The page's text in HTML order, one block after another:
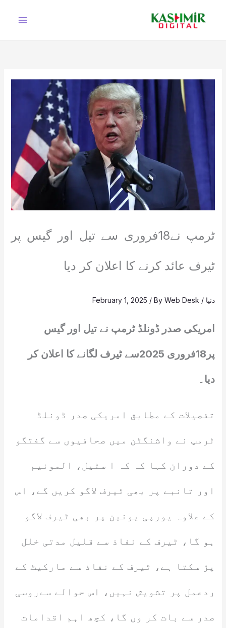
ٹرمپ نے18فروری سے تیل اور گیس پر
ٹیرف عائد کرنے کا اعلان کر دیا
دنیا /
February 1, 2025 / ByWeb Desk
امریکی صدر ڈونلڈ ٹرمپ نے تیل اور گیس
پر18فروری 2025سے ٹیرف لگانے کا اعلان کر
دیا۔
تفصیلات کے مطابق امریکی صدر ڈونلڈ
ٹرمپ نے واشنگٹن میں صحافیوں سے گفتگو
کے دوران کہا کہ کہ ا سٹیل، المونیم
اور تانبے پر بھی ٹیرف لاگو کریں گے، اس
کے علاوہ یورپی یونین پر بھی ٹیرف لاگو
ہو گا، ٹیرف کے نفاذ سے قلیل مدتی خلل
پڑ سکتا ہے، ٹیرف کے نفاذ سے مارکیٹ کے
ردعمل پر تشویش نہیں، اس حوالے سےروسی
صدر سے بات کر وں گا، کچھ اہم اقدامات